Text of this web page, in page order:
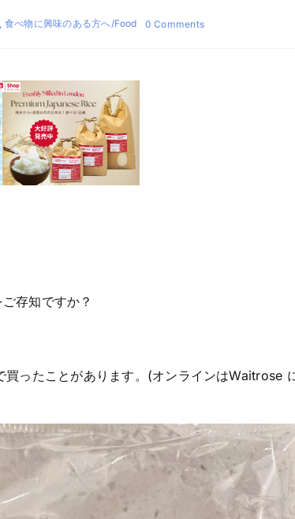
食べ物に興味のある方へ/Food 0 Commentson
ご存知ですか？
買ったことがあります。(オンラインはWaitrose